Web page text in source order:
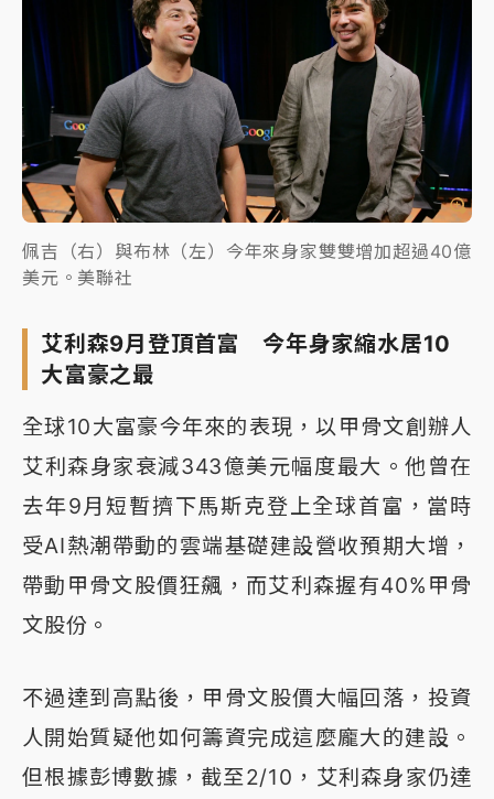
佩吉（右）與布林（左）今年來身家雙雙增加超過40億
美元。美聯社
艾利森9月登頂首富 今年身家縮水居10
大富豪之最
全球10大富豪今年來的表現，以甲骨文創辦人
艾利森身家衰減343億美元幅度最大。他曾在
去年9月短暫擠下馬斯克登上全球首富，當時
受AI熱潮帶動的雲端基礎建設營收預期大增，
帶動甲骨文股價狂飆，而艾利森握有40%甲骨
文股份。
不過達到高點後，甲骨文股價大幅回落，投資
人開始質疑他如何籌資完成這麼龐大的建設。
但根據彭博數據，截至2/10，艾利森身家仍達